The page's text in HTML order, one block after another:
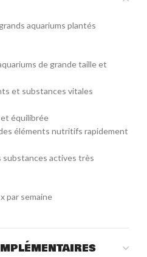
aquariums plantés
de grande taille et
et substances vitales
équilibrée
éléments nutritifs rapidement
substances actives très
par semaine